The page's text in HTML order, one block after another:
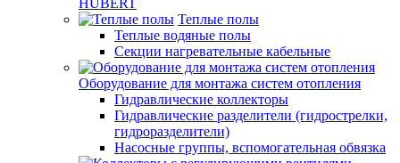
Теплые полы
Теплые водяные полы
Секции нагревательные кабельные
Оборудование для монтажа систем отопления
Гидравлические коллекторы
Гидравлические разделители (гидрострелки,
гидроразделители)
Насосные группы, вспомогательная обвязка